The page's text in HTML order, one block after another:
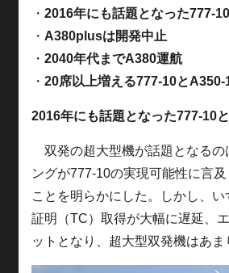
・ 2016年にも話題となった777-
・ A380plusは開発中止
・ 2040年代までA380運航
・ 20席以上増える777-10とA350-
2016年にも話題となった777-10
双発の超大型機が話題となるの
ングが777-10の実現可能性に言
ことを明らかにした。しかし、
証明（TC）取得が大幅に遅延、
ットとなり、超大型双発機はあ